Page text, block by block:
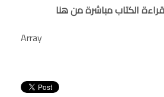
الكتاب مباشرة من هنا
Array